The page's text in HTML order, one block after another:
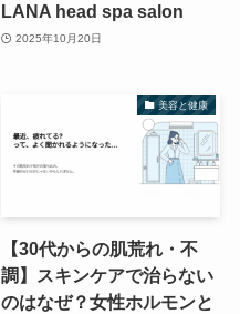
LANA head spa salon
2025年10月20日
美容と健康
【30代からの肌荒れ・不
調】スキンケアで治らない
のはなぜ？女性ホルモンと